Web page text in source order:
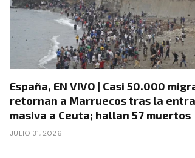
España, EN VIVO | Casi 50.000
retornan a Marruecos tras la
masiva a Ceuta; hallan 57 muertos
JULIO 31, 2026